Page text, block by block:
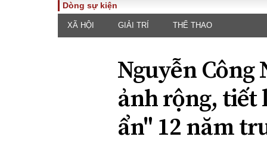
TOÀN CẢNH
Chính sách
Đối thoại
Thế giới
Góc
Hồ sơ
Tiếng
An ninh
Dòng sự kiện
XÃ HỘI GIẢI TRÍ THỂ THAO
Nguyễn
ảnh rộng, tiết
ẩn" 12 năm